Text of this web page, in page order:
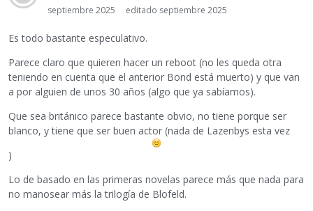
septiembre 2025
editado septiembre 2025
Es todo bastante especulativo.
Parece claro que quieren hacer un reboot (no les queda otra
teniendo en cuenta que el anterior Bond está muerto) y que van
a por alguien de unos 30 años (algo que ya sabíamos).
Que sea británico parece bastante obvio, no tiene porque ser
blanco, y tiene que ser buen actor (nada de Lazenbys esta vez
)
Lo de basado en las primeras novelas parece más que nada para
no manosear más la trilogía de Blofeld.